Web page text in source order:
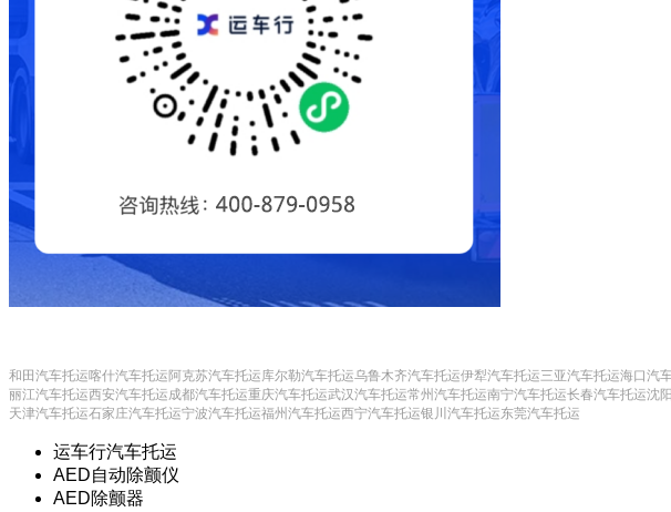
和田汽车托运喀什汽车托运阿克苏汽车托运库尔勒汽车托运乌鲁木齐汽车托运伊犁汽车托运三亚汽车托运海口汽
丽江汽车托运西安汽车托运成都汽车托运重庆汽车托运武汉汽车托运常州汽车托运南宁汽车托运长春汽车托运沈
天津汽车托运石家庄汽车托运宁波汽车托运福州汽车托运西宁汽车托运银川汽车托运东莞汽车托运
运车行汽车托运
AED自动除颤仪
AED除颤器